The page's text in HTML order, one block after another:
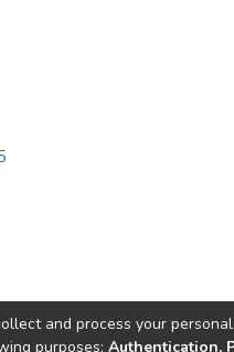
and process your
purposes: Authentication,